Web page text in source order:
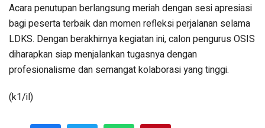
Acara penutupan berlangsung meriah dengan sesi apresiasi
bagi peserta terbaik dan momen refleksi perjalanan selama
LDKS. Dengan berakhirnya kegiatan ini, calon pengurus OSIS
diharapkan siap menjalankan tugasnya dengan
profesionalisme dan semangat kolaborasi yang tinggi.
(k1/il)